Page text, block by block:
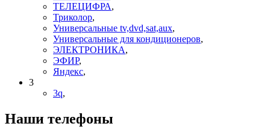
ТЕЛЕЦИФРА,
Триколор,
Универсальные tv,dvd,sat,aux,
Универсальные для кондиционеров,
ЭЛЕКТРОНИКА,
ЭФИР,
Яндекс,
3
3q,
Наши телефоны